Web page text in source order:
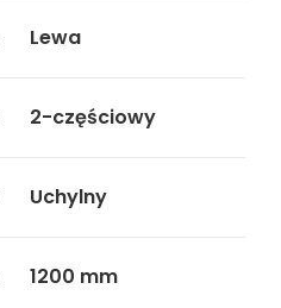
Lewa
2-częściowy
Uchylny
1200 mm